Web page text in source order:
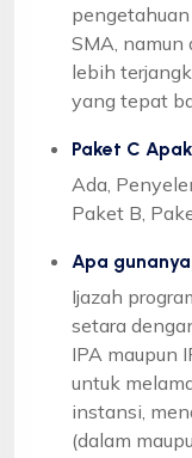
SMA,
lebih
yang tepat
Paket C
Ada,
Paket B,
Apa
Ijazah
setara
IPA maupun
untuk
instansi,
(dalam